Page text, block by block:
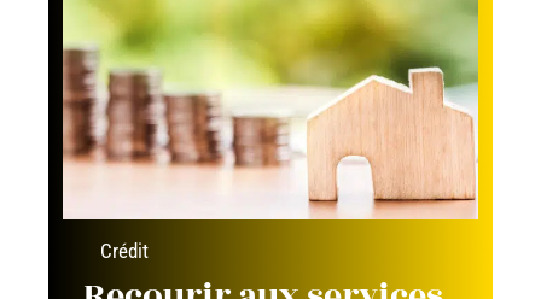
Crédit